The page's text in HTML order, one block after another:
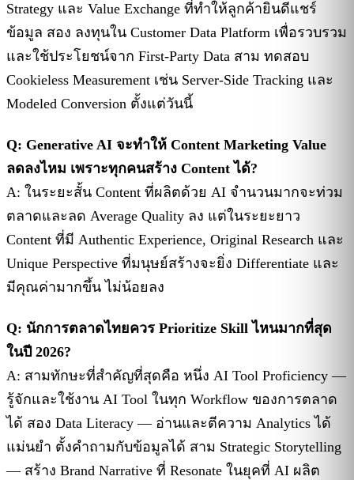
Strategy และ Value Exchange ที่ทำให้ลูกค้ายินดีแชร์
ข้อมูล สอง ลงทุนใน Customer Data Platform เพื่อรวบรวม
และใช้ประโยชน์จาก First-Party Data สาม ทดสอบ
Cookieless Measurement เช่น Server-Side Tracking และ
Modeled Conversion ตั้งแต่วันนี้
Q: Generative AI จะทำให้ Content Marketing Value
ลดลงไหม เพราะทุกคนสร้าง Content ได้?
A: ในระยะสั้น Content ที่ผลิตด้วย AI จำนวนมากจะท่วม
ตลาดและลด Average Quality ลง แต่ในระยะยาว
Content ที่มี Authentic Experience, Original Research และ
Unique Perspective ที่มนุษย์สร้างจะยิ่ง Differentiate และ
มีคุณค่ามากขึ้น ไม่น้อยลง
Q: นักการตลาดไทยควร Prioritize Skill ไหนมากที่สุด
ในปี 2026?
A: สามทักษะที่สำคัญที่สุดคือ หนึ่ง AI Tool Proficiency —
รู้จักและใช้งาน AI Tool ในทุก Workflow ของการตลาด
ได้ สอง Data Literacy — อ่านและตีความ Analytics ได้
แม่นยำ ตั้งคำถามกับข้อมูลได้ สาม Strategic Storytelling
— สร้าง Brand Narrative ที่ Resonate ในยุคที่ AI ผลิต